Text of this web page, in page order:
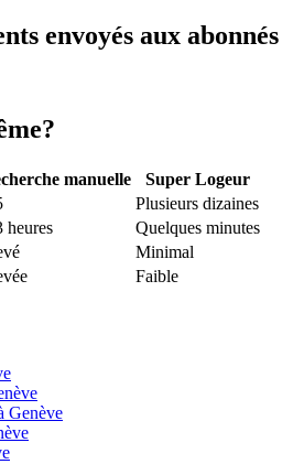
envoyés aux abonnés
manuelle
Super Logeur
Plusieurs dizaines
heures
Quelques minutes
Minimal
Faible
Genève